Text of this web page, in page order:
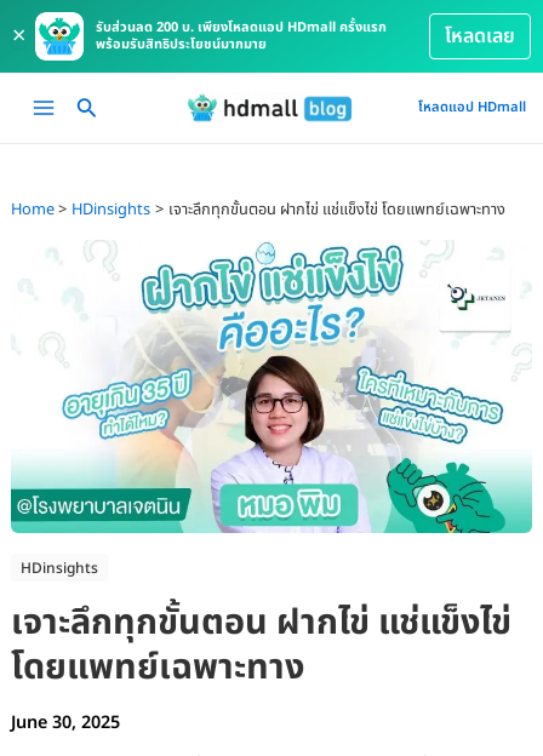
×
รับส่วนลด 200 บ. เพียงโหลดแอป HDmall ครั้งแรก
พร้อมรับสิทธิประโยชน์มากมาย
โหลดเลย
Main
โหลดแอป HDmall
Home HDinsights เจาะลึกทุกขั้นตอน ฝากไข่ แช่แข็งไข่ โดยแพทย์เฉพาะทาง
HDinsights
เจาะลึกทุกขั้นตอน ฝากไข่ แช่แข็งไข่
โดยแพทย์เฉพาะทาง
June 30, 2025